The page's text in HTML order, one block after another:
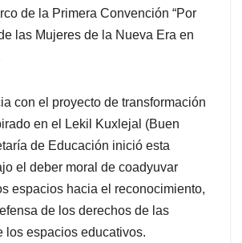
de la Primera Convención “Por
las Mujeres de la Nueva Era en
con el proyecto de transformación
en el Lekil Kuxlejal (Buen
de Educación inició esta
el deber moral de coadyuvar
espacios hacia el reconocimiento,
de los derechos de las
los espacios educativos.